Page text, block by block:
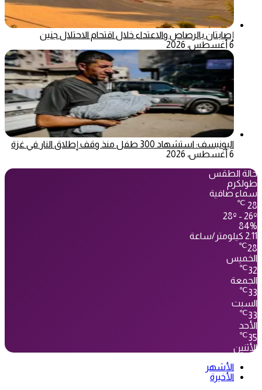
إصابتان بالرصاص والاعتداء خلال اقتحام الاحتلال جنين
6 أغسطس، 2026
اليونيسف: استشهاد 300 طفل منذ وقف إطلاق النار في غزة
6 أغسطس، 2026
حالة الطقس
طولكرم
سماء صافية
28
℃
28º - 26º
84%
2.11 كيلومتر/ساعة
28
℃
الخميس
32
℃
الجمعة
33
℃
السبت
33
℃
الأحد
35
℃
الأثنين
الأشهر
الأخيرة